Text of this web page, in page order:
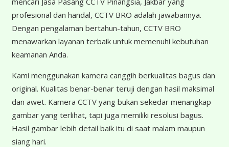
profesional dan handal, CCTV BRO adalah jawabannya.
Dengan pengalaman bertahun-tahun, CCTV BRO
menawarkan layanan terbaik untuk memenuhi kebutuhan
keamanan Anda.
Kami menggunakan kamera canggih berkualitas bagus dan
original. Kualitas benar-benar teruji dengan hasil maksimal
dan awet. Kamera CCTV yang bukan sekedar menangkap
gambar yang terlihat, tapi juga memiliki resolusi bagus.
Hasil gambar lebih detail baik itu di saat malam maupun
siang hari.